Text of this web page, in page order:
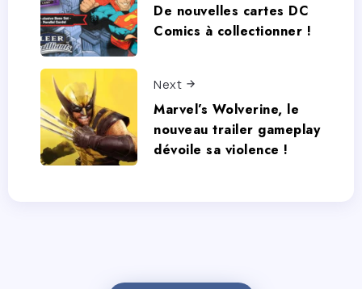
De nouvelles cartes DC
Comics à collectionner !
Next
Marvel’s Wolverine, le
nouveau trailer gameplay
dévoile sa violence !